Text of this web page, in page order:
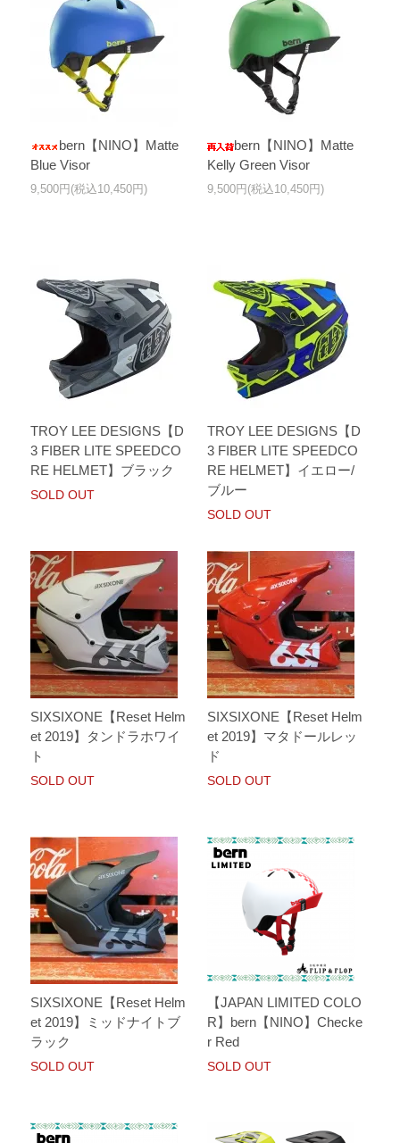
bern【NINO】Matte
Blue Visor
9,500円(税込10,450円)
bern【NINO】Matte
Kelly Green Visor
9,500円(税込10,450円)
TROY LEE DESIGNS【D
3 FIBER LITE SPEEDCO
RE HELMET】ブラック
SOLD OUT
TROY LEE DESIGNS【D
3 FIBER LITE SPEEDCO
RE HELMET】イエロー/
ブルー
SOLD OUT
SIXSIXONE【Reset Helm
et 2019】タンドラホワイ
ト
SOLD OUT
SIXSIXONE【Reset Helm
et 2019】マタドールレッ
ド
SOLD OUT
SIXSIXONE【Reset Helm
et 2019】ミッドナイトブ
ラック
SOLD OUT
【JAPAN LIMITED COLO
R】bern【NINO】Checke
r Red
SOLD OUT